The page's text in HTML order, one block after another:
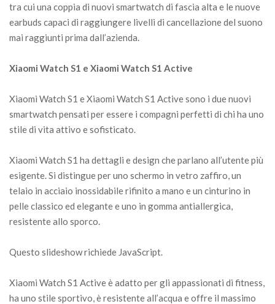
tra cui una coppia di nuovi smartwatch di fascia alta e le nuove
earbuds capaci di raggiungere livelli di cancellazione del suono
mai raggiunti prima dall’azienda.
Xiaomi Watch S1 e Xiaomi Watch S1 Active
Xiaomi Watch S1 e Xiaomi Watch S1 Active sono i due nuovi
smartwatch pensati per essere i compagni perfetti di chi ha uno
stile di vita attivo e sofisticato.
Xiaomi Watch S1 ha dettagli e design che parlano all’utente più
esigente. Si distingue per uno schermo in vetro zaffiro, un
telaio in acciaio inossidabile rifinito a mano e un cinturino in
pelle classico ed elegante e uno in gomma antiallergica,
resistente allo sporco.
Questo slideshow richiede JavaScript.
Xiaomi Watch S1 Active è adatto per gli appassionati di fitness,
ha uno stile sportivo, è resistente all’acqua e offre il massimo